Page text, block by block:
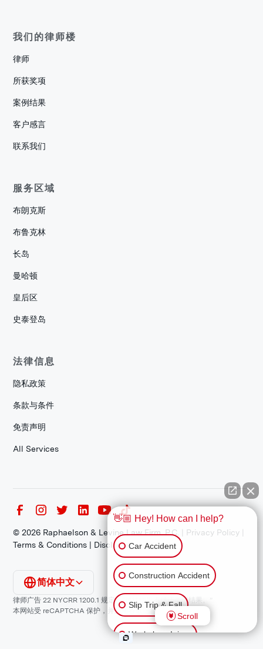
我们的律师楼
律师
所获奖项
案例结果
客户感言
联系我们
服务区域
布朗克斯
布鲁克林
长岛
曼哈顿
皇后区
史泰登岛
法律信息
隐私政策
条款与条件
免责声明
All Services
©2026 Raphaelson & Levine Law Firm, P.C. | Privacy Policy
Terms & Conditions | Disclaimer
律师广告 22 NYCRR 1200.1 规定：“过往结果不保证类似结果。”
本网站受 reCAPTCHA 保护，并适用谷歌
隐私政策和 。
简体中文
👋🏼 Hey! How can I help?
Car Accident
Construction Accident
Slip Trip & Fall
Workplace Injury
Scroll